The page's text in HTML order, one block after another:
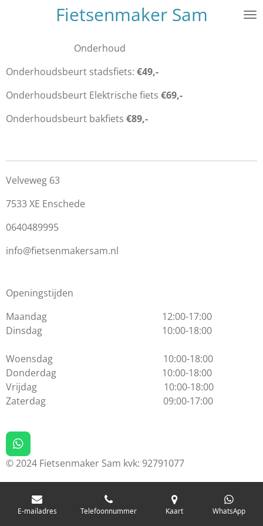
hoofdinhoud
Fietsenmaker Sam
Onderhoud
Onderhoudsbeurt stadsfiets: €49,-
Onderhoudsbeurt Elektrische fiets €69,-
Onderhoudsbeurt bakfiets €89,-
Velveweg 63
7533 XE Enschede
0640489995
info@fietsenmakersam.nl
Openingstijden
Maandag 12:00-17:00
Dinsdag 10:00-18:00
Woensdag 10:00-18:00
Donderdag 10:00-18:00
Vrijdag 10:00-18:00
Zaterdag 09:00-17:00
W
h
a
t
p
© 2024 Fietsenmaker Sam kvk: 92791077
E-mailadres Telefoonnummer Kaart WhatsApp